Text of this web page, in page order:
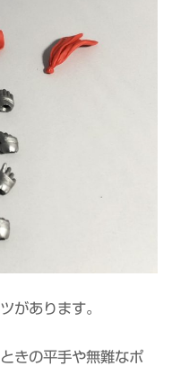
があります。
きの平手や無難なポ